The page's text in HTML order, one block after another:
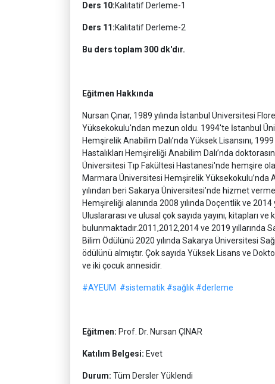
Ders 10:Kalitatif Derleme-1
Ders 11:Kalitatif Derleme-2
Bu ders toplam 300 dk'dır.
Eğitmen Hakkında
Nursan Çınar, 1989 yılında İstanbul Üniversitesi
Yüksekokulu'ndan mezun oldu. 1994'te İstanbul
Hemşirelik Anabilim Dalı’nda Yüksek Lisansını,
Hastalıkları Hemşireliği Anabilim Dalı’nda
Üniversitesi Tıp Fakültesi Hastanesi'nde hemşire
Marmara Üniversitesi Hemşirelik Yüksekokulu’nda
yılından beri Sakarya Üniversitesi’nde hizmet
Hemşireliği alanında 2008 yılında Doçentlik ve 2014
Uluslararası ve ulusal çok sayıda yayını, kitapları
bulunmaktadır.2011,2012,2014 ve 2019 yıllarında
Bilim Ödülünü 2020 yılında Sakarya Üniversitesi
ödülünü almıştır. Çok sayıda Yüksek Lisans ve
ve iki çocuk annesidir.
#AYEUM #sistematik #sağlık #derleme
Eğitmen: Prof. Dr. Nursan ÇINAR
Katılım Belgesi: Evet
Durum: Tüm Dersler Yüklendi